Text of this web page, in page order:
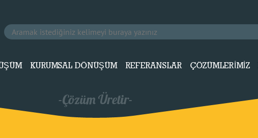
KURUMSAL DÖNÜŞÜM REFERANSLAR ÇÖZÜMLERİMİZ